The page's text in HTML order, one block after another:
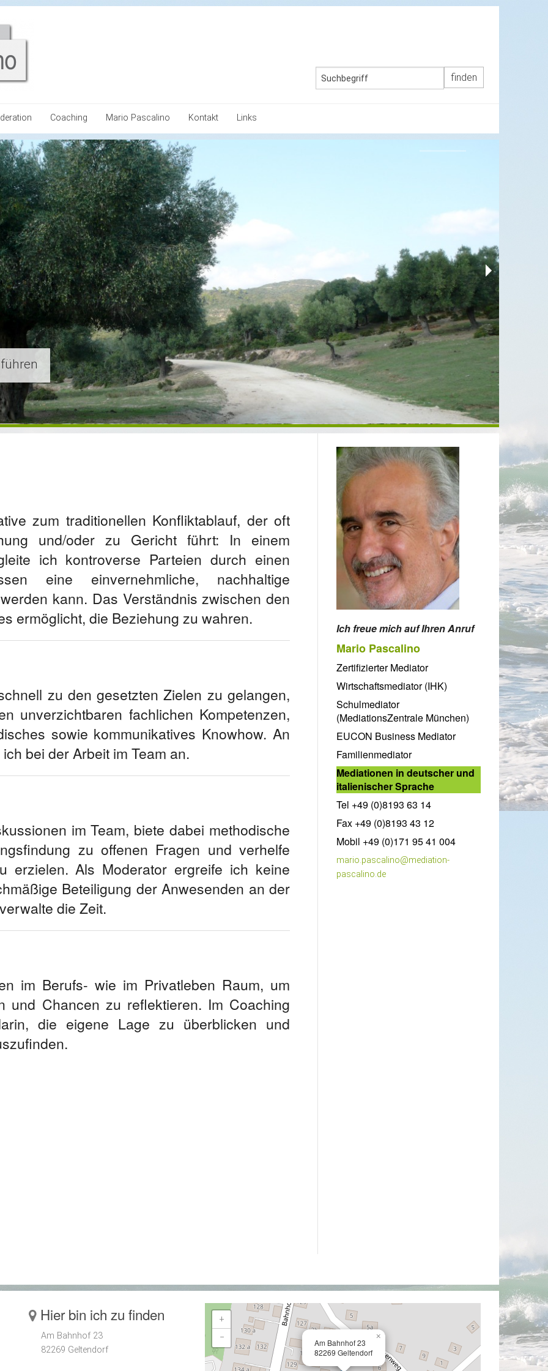
Coaching Mario Pascalino Kontakt Links
Leistungsfähigkeit
Team
zum traditionellen Konfliktablauf, der oft
und/oder zu Gericht führt: In einem
ich kontroverse Parteien durch einen
eine einvernehmliche, nachhaltige
kann. Das Verständnis zwischen den
ermöglicht, die Beziehung zu wahren.
zu den gesetzten Zielen zu gelangen,
unverzichtbaren fachlichen Kompetenzen,
sowie kommunikatives Knowhow. An
bei der Arbeit im Team an.
im Team, biete dabei methodische
zu offenen Fragen und verhelfe
erzielen. Als Moderator ergreife ich keine
Beteiligung der Anwesenden an der
die Zeit.
im Berufs- wie im Privatleben Raum, um
und Chancen zu reflektieren. Im Coaching
die eigene Lage zu überblicken und
Ich freue mich auf Ihren Anruf
Mario Pascalino
Zertifizierter Mediator
Wirtschaftsmediator (IHK)
Schulmediator
(MediationsZentrale München)
EUCON Business Mediator
Familienmediator
Mediationen in deutscher und
italienischer Sprache
Tel +49 (0)8193 63 14
Fax +49 (0)8193 43 12
Mobil +49 (0)171 95 41 004
mario.pascalino@mediation-
pascalino.de
Hier bin ich zu finden
Am Bahnhof 23
82269 Geltendorf
Am Bahnhof 23
82269 Geltendorf
×
+
−